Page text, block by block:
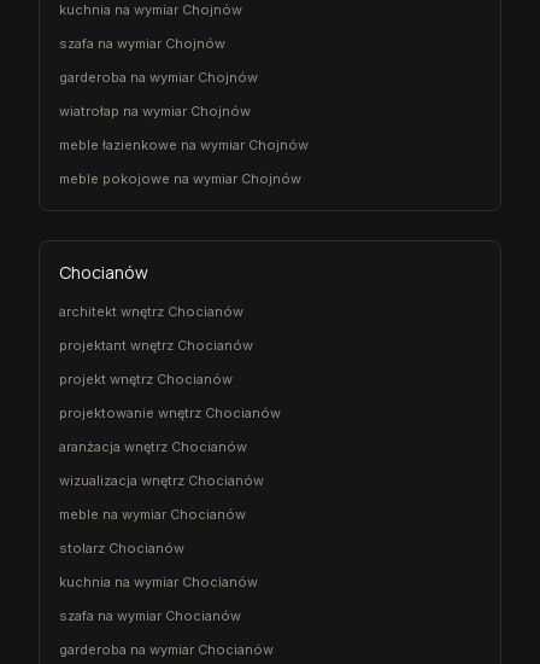
kuchnia na wymiar Chojnów
szafa na wymiar Chojnów
garderoba na wymiar Chojnów
wiatrołap na wymiar Chojnów
meble łazienkowe na wymiar Chojnów
meble pokojowe na wymiar Chojnów
Chocianów
architekt wnętrz Chocianów
projektant wnętrz Chocianów
projekt wnętrz Chocianów
projektowanie wnętrz Chocianów
aranżacja wnętrz Chocianów
wizualizacja wnętrz Chocianów
meble na wymiar Chocianów
stolarz Chocianów
kuchnia na wymiar Chocianów
szafa na wymiar Chocianów
garderoba na wymiar Chocianów